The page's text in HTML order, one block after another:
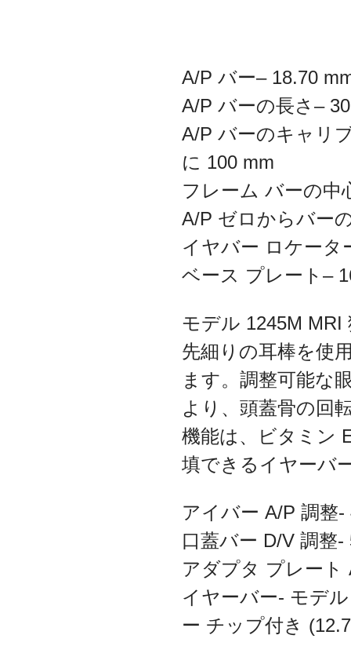
A/P バー– 18.70
A/P バーの長さ–
A/P バーのキャリ
に 100 mm
フレーム バーの中
A/P ゼロからバー
イヤバー ロケータ
ベース プレート–
モデル 1245M
先細りの耳棒を使
ます。調整可能な
より、頭蓋骨の回
機能は、ビタミン
填できるイヤーバ
アイバー A/P 調整-
口蓋バー D/V 調整-
アダプタ プレート
イヤーバー- モデ
ー チップ付き